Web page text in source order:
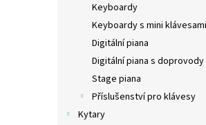
Keyboardy
Keyboardy s mini klávesami
Digitální piana
Digitální piana s doprovody
Stage piana
Příslušenství pro klávesy
Kytary